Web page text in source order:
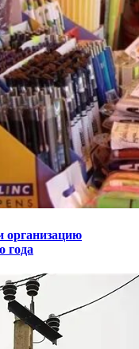
года